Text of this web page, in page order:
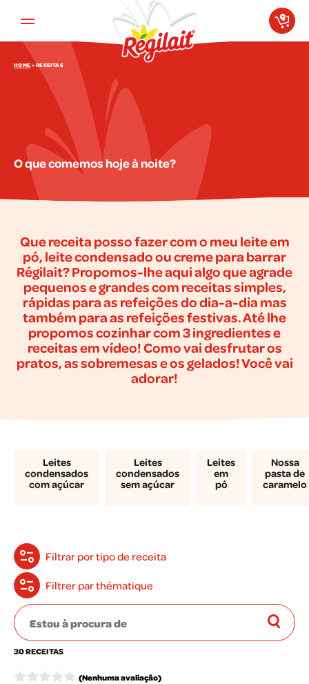
HOME » RECEITAS
O que comemos hoje à noite?
Que receita posso fazer com o meu leite em
pó, leite condensado ou creme para barrar
Régilait? Propomos-lhe aqui algo que agrade
pequenos e grandes com receitas simples,
rápidas para as refeições do dia-a-dia mas
também para as refeições festivas. Até lhe
propomos cozinhar com 3 ingredientes e
receitas em vídeo! Como vai desfrutar os
pratos, as sobremesas e os gelados! Você vai
adorar!
Leites
condensados
com açúcar
Leites
condensados
sem açúcar
Leites
em
pó
Nossa
pasta de
caramelo
Filtrar por tipo de receita
Filtrer par thématique
30 RECEITAS
(Nenhuma avaliação)